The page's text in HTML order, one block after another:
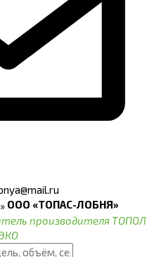
ООО «ТОПАС-ЛОБНЯ»
производителя ТОПОЛ